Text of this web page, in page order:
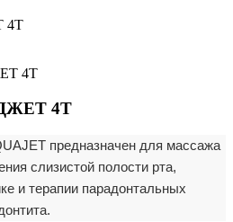
4Т
4Т
предназначен для массажа
слизистой полости рта,
и терапии парадонтальных